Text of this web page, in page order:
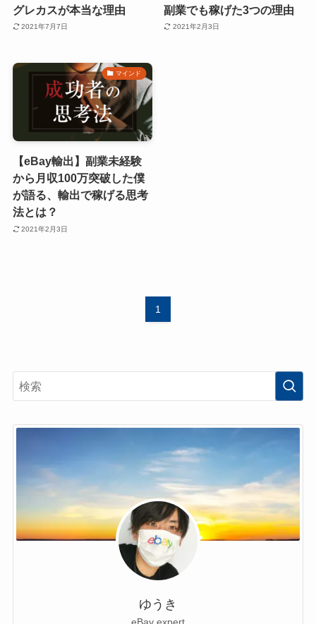
グレカスが本当な理由
2021年7月7日
副業でも稼げた3つの理由
2021年2月3日
マインド
【eBay輸出】副業未経験
から月収100万突破した僕
が語る、輸出で稼げる思考
法とは？
2021年2月3日
1
ゆうき
eBay expert